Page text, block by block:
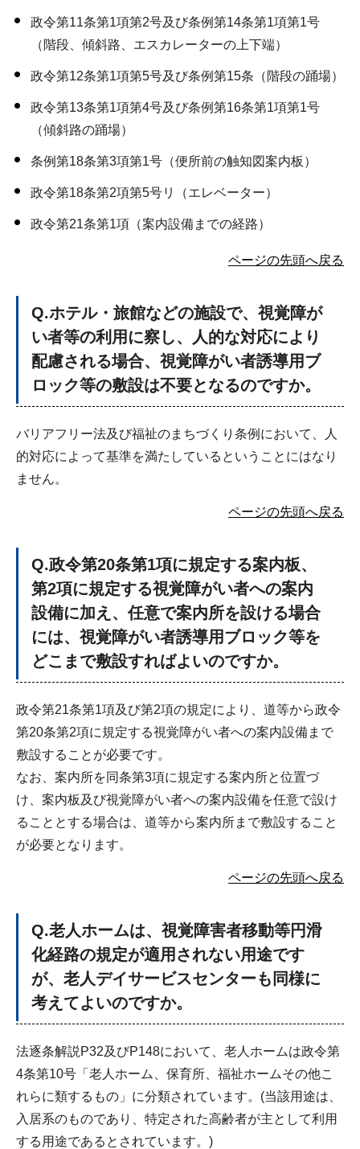
政令第11条第1項第2号及び条例第14条第1項第1号
（階段、傾斜路、エスカレーターの上下端）
政令第12条第1項第5号及び条例第15条（階段の踊場）
政令第13条第1項第4号及び条例第16条第1項第1号
（傾斜路の踊場）
条例第18条第3項第1号（便所前の触知図案内板）
政令第18条第2項第5号リ（エレベーター）
政令第21条第1項（案内設備までの経路）
ページの先頭へ戻る
Q.ホテル・旅館などの施設で、視覚障が
い者等の利用に察し、人的な対応により
配慮される場合、視覚障がい者誘導用ブ
ロック等の敷設は不要となるのですか。
バリアフリー法及び福祉のまちづくり条例において、人
的対応によって基準を満たしているということにはなり
ません。
ページの先頭へ戻る
Q.政令第20条第1項に規定する案内板、
第2項に規定する視覚障がい者への案内
設備に加え、任意で案内所を設ける場合
には、視覚障がい者誘導用ブロック等を
どこまで敷設すればよいのですか。
政令第21条第1項及び第2項の規定により、道等から政令
第20条第2項に規定する視覚障がい者への案内設備まで
敷設することが必要です。
なお、案内所を同条第3項に規定する案内所と位置づ
け、案内板及び視覚障がい者への案内設備を任意で設け
ることとする場合は、道等から案内所まで敷設すること
が必要となります。
ページの先頭へ戻る
Q.老人ホームは、視覚障害者移動等円滑
化経路の規定が適用されない用途です
が、老人デイサービスセンターも同様に
考えてよいのですか。
法逐条解説P32及びP148において、老人ホームは政令第
4条第10号「老人ホーム、保育所、福祉ホームその他こ
れらに類するもの」に分類されています。(当該用途は、
入居系のものであり、特定された高齢者が主として利用
する用途であるとされています。)